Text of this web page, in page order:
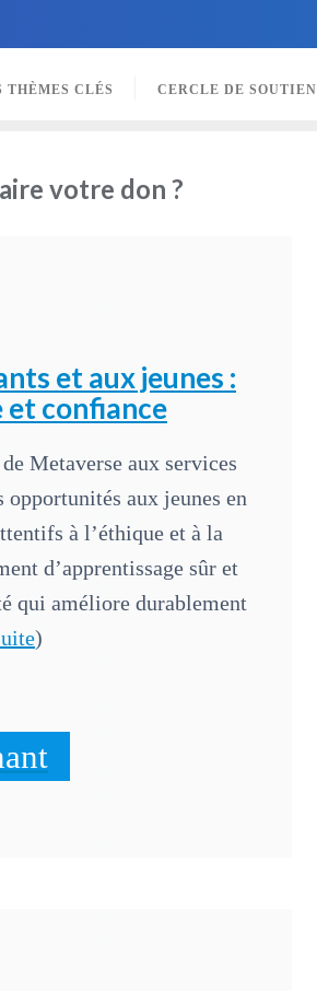
THÈMES CLÉS CERCLE DE SOUTIEN
votre don ?
et aux jeunes :
et confiance
Metaverse aux services
opportunités aux jeunes en
à l’éthique et à la
d’apprentissage sûr et
qui améliore durablement
)